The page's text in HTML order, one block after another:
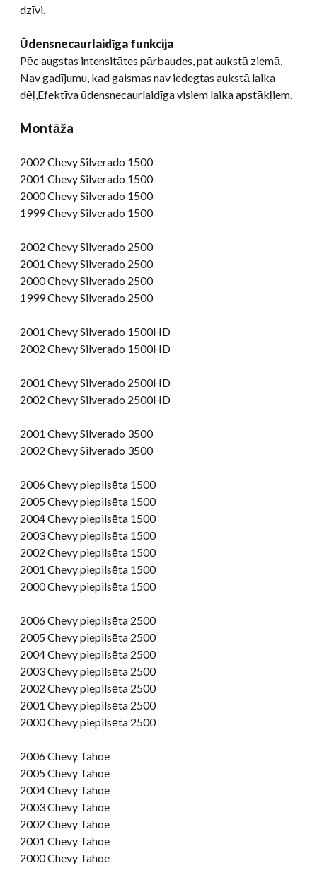
dzīvi.
Ūdensnecaurlaidīga funkcija
Pēc augstas intensitātes pārbaudes, pat aukstā ziemā,
Nav gadījumu, kad gaismas nav iedegtas aukstā laika
dēļ,Efektīva ūdensnecaurlaidīga visiem laika apstākļiem.
Montāža
2002 Chevy Silverado 1500
2001 Chevy Silverado 1500
2000 Chevy Silverado 1500
1999 Chevy Silverado 1500
2002 Chevy Silverado 2500
2001 Chevy Silverado 2500
2000 Chevy Silverado 2500
1999 Chevy Silverado 2500
2001 Chevy Silverado 1500HD
2002 Chevy Silverado 1500HD
2001 Chevy Silverado 2500HD
2002 Chevy Silverado 2500HD
2001 Chevy Silverado 3500
2002 Chevy Silverado 3500
2006 Chevy piepilsēta 1500
2005 Chevy piepilsēta 1500
2004 Chevy piepilsēta 1500
2003 Chevy piepilsēta 1500
2002 Chevy piepilsēta 1500
2001 Chevy piepilsēta 1500
2000 Chevy piepilsēta 1500
2006 Chevy piepilsēta 2500
2005 Chevy piepilsēta 2500
2004 Chevy piepilsēta 2500
2003 Chevy piepilsēta 2500
2002 Chevy piepilsēta 2500
2001 Chevy piepilsēta 2500
2000 Chevy piepilsēta 2500
2006 Chevy Tahoe
2005 Chevy Tahoe
2004 Chevy Tahoe
2003 Chevy Tahoe
2002 Chevy Tahoe
2001 Chevy Tahoe
2000 Chevy Tahoe